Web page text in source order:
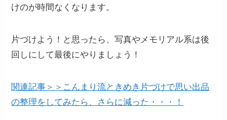
けのが時間なくなります。
片づけよう！と思ったら、写真やメモリアル系は後
回しにして最後にやりましょう！
関連記事＞＞こんまり流ときめき片づけで思い出品
の整理をしてみたら、さらに減った・・・！